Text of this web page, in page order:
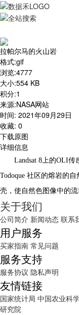
拉帕尔马的火山岩
格式:gif
浏览:4777
大小:554 KB
积分:1
来源:NASA网站
时间: 2021年09月29日
收藏: 0
下载原图
详细信息
Landsat 8上的OLI传
Todoque 社区的熔岩的
壳，使自然色图像中的流
关于我们
公司简介 新闻动态 联系
用户服务
买家指南 常见问题
服务支持
服务协议 隐私声明
友情链接
国家统计局 中国农业科
研究院